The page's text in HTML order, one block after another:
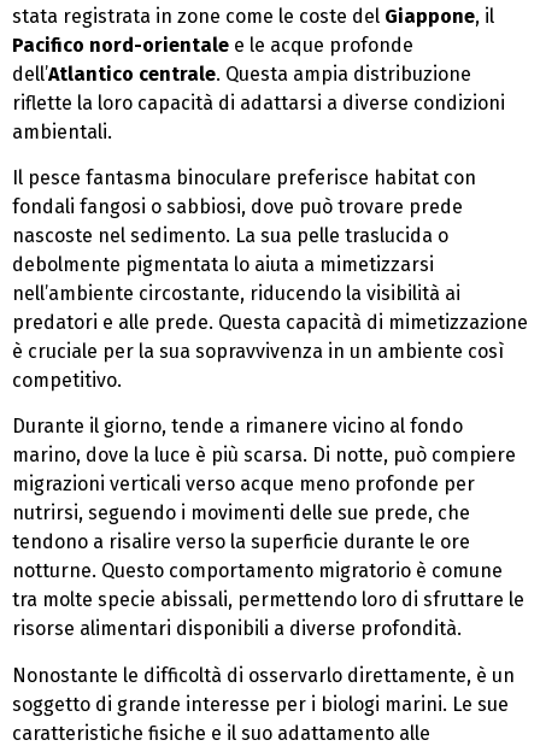
stata registrata in zone come le coste del Giappone, il
Pacifico nord-orientale e le acque profonde
dell’Atlantico centrale. Questa ampia distribuzione
riflette la loro capacità di adattarsi a diverse condizioni
ambientali.
Il pesce fantasma binoculare preferisce habitat con
fondali fangosi o sabbiosi, dove può trovare prede
nascoste nel sedimento. La sua pelle traslucida o
debolmente pigmentata lo aiuta a mimetizzarsi
nell’ambiente circostante, riducendo la visibilità ai
predatori e alle prede. Questa capacità di mimetizzazione
è cruciale per la sua sopravvivenza in un ambiente così
competitivo.
Durante il giorno, tende a rimanere vicino al fondo
marino, dove la luce è più scarsa. Di notte, può compiere
migrazioni verticali verso acque meno profonde per
nutrirsi, seguendo i movimenti delle sue prede, che
tendono a risalire verso la superficie durante le ore
notturne. Questo comportamento migratorio è comune
tra molte specie abissali, permettendo loro di sfruttare le
risorse alimentari disponibili a diverse profondità.
Nonostante le difficoltà di osservarlo direttamente, è un
soggetto di grande interesse per i biologi marini. Le sue
caratteristiche fisiche e il suo adattamento alle